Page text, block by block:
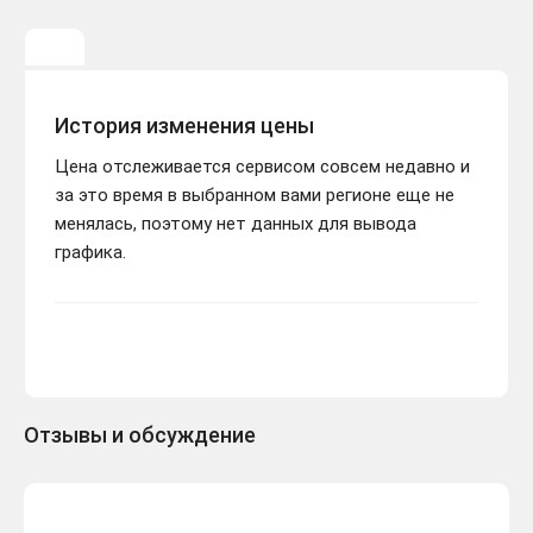
История изменения цены
Цена отслеживается сервисом совсем недавно и
за это время в выбранном вами регионе еще не
менялась, поэтому нет данных для вывода
графика.
Отзывы и обсуждение